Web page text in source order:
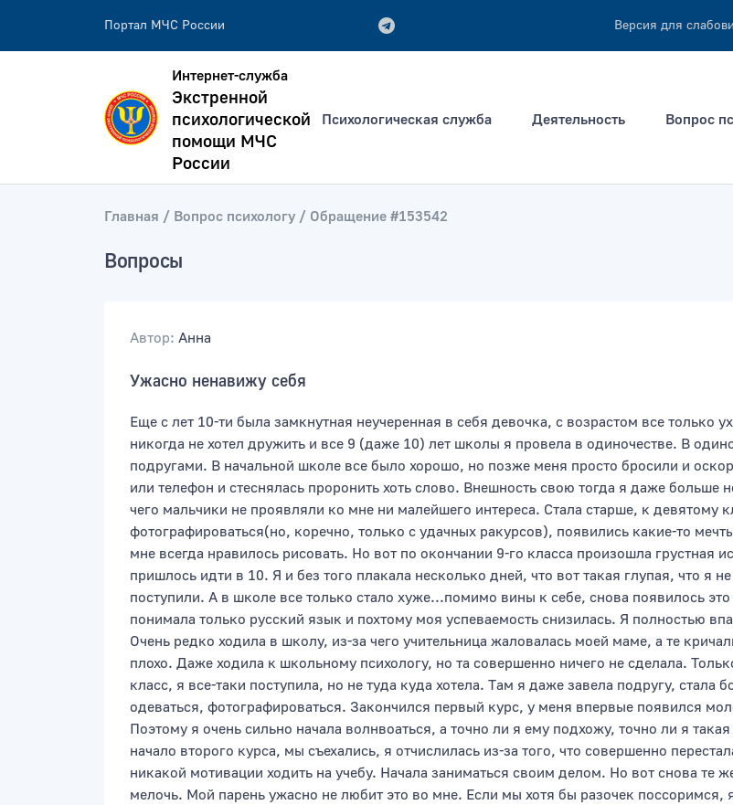
Портал МЧС России Версия для
всей фразе
Интернет-служба
Экстренной
психологической
помощи МЧС
России
Психологическая служба Деятельность Вопрос
Главная Вопрос психологу Обращение #153542
Вопросы
Автор: Анна
Ужасно ненавижу себя
Еще с лет 10-ти была замкнутная неучеренная в себя девочка, с возрастом все только
никогда не хотел дружить и все 9 (даже 10) лет школы я провела в одиночестве. В
подругами. В начальной школе все было хорошо, но позже меня просто бросили и
или телефон и стеснялась проронить хоть слово. Внешность свою тогда я даже больше
чего мальчики не проявляли ко мне ни малейшего интереса. Стала старше, к девятому
фотографироваться(но, коречно, только с удачных ракурсов), появились какие-то
мне всегда нравилось рисовать. Но вот по окончании 9-го класса произошла грустная
пришлось идти в 10. Я и без того плакала несколько дней, что вот такая глупая, что я
поступили. А в школе все только стало хуже...помимо вины к себе, снова появилось
понимала только русский язык и похтому моя успеваемость снизилась. Я полностью
Очень редко ходила в школу, из-за чего учительница жаловалась моей маме, а те
плохо. Даже ходила к школьному психологу, но та совершенно ничего не сделала.
класс, я все-таки поступила, но не туда куда хотела. Там я даже завела подругу,
одеваться, фотографироваться. Закончился первый курс, у меня впервые появился
Поэтому я очень сильно начала волнвоаться, а точно ли я ему подхожу, точно ли я
начало второго курса, мы съехались, я отчислилась из-за того, что совершенно
никакой мотивации ходить на учебу. Начала заниматься своим делом. Но вот снова те
мелочь. Мой парень ужасно не любит это во мне. Если мы хотя бы разочек поссоримся,